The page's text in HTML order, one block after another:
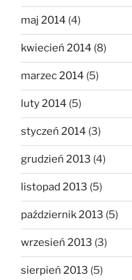
maj 2014 (4)
kwiecień 2014 (8)
marzec 2014 (5)
luty 2014 (5)
styczeń 2014 (3)
grudzień 2013 (4)
listopad 2013 (5)
październik 2013 (5)
wrzesień 2013 (3)
sierpień 2013 (5)